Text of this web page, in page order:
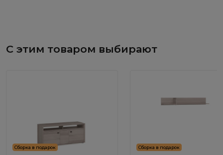
С этим товаром выбирают
Сборка в подарок Сборка в подарок